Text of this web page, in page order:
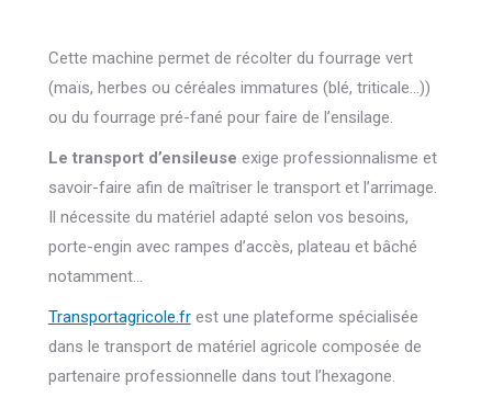
Cette machine permet de récolter du fourrage vert
(maïs, herbes ou céréales immatures (blé, triticale…))
ou du fourrage pré-fané pour faire de l’ensilage.
Le transport d’ensileuse exige professionnalisme et
savoir-faire afin de maîtriser le transport et l’arrimage.
Il nécessite du matériel adapté selon vos besoins,
porte-engin avec rampes d’accès, plateau et bâché
notamment…
Transportagricole.frest une plateforme spécialisée
dans le transport de matériel agricole composée de
partenaire professionnelle dans tout l’hexagone.